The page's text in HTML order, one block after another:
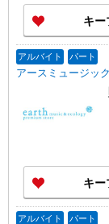
キー
アルバイト パート
アースミュージッ
キー
アルバイト パート